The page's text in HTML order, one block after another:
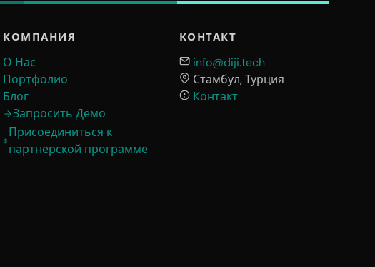
КОМПАНИЯ
О Нас
Портфолио
Блог
Запросить Демо
Присоединиться к
партнёрской программе
КОНТАКТ
info@diji.tech
Стамбул, Турция
Контакт